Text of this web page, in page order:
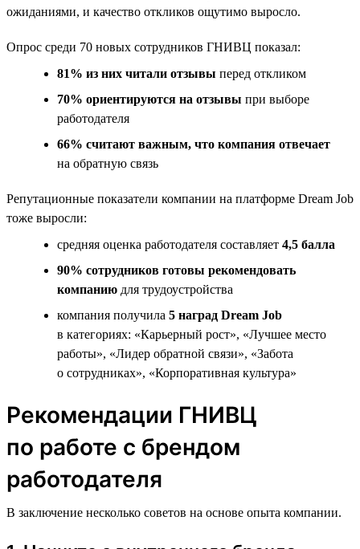
ожиданиями, и качество откликов ощутимо выросло.
Опрос среди 70 новых сотрудников ГНИВЦ показал:
81% из них читали отзывы перед откликом
70% ориентируются на отзывы при выборе
работодателя
66% считают важным, что компания отвечает
на обратную связь
Репутационные показатели компании на платформе Dream Job
тоже выросли:
средняя оценка работодателя составляет 4,5 балла
90% сотрудников готовы рекомендовать
компанию для трудоустройства
компания получила 5 наград Dream Job
в категориях: «Карьерный рост», «Лучшее место
работы», «Лидер обратной связи», «Забота
о сотрудниках», «Корпоративная культура»
Рекомендации ГНИВЦ
по работе с брендом
работодателя
В заключение несколько советов на основе опыта компании.